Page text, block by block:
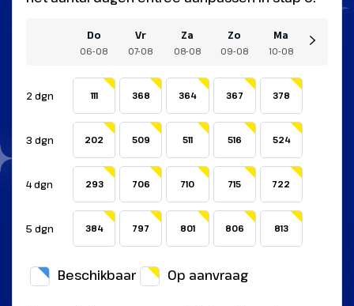
Do
06-08
Vr
07-08
Za
08-08
Zo
09-08
Ma
10-08
2 dgn 111 368 364 367 378
3 dgn 202 509 511 516 524
4 dgn 293 706 710 715 722
5 dgn 384 797 801 806 813
Beschikbaar Op aanvraag